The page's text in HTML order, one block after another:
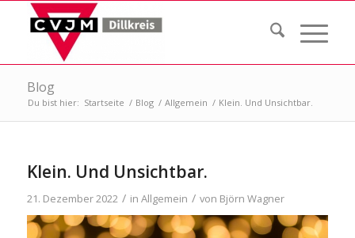
Blog
Du bist hier: Startseite / Blog / Allgemein / Klein. Und Unsichtbar.
Klein. Und Unsichtbar.
21. Dezember 2022 / in Allgemein / von Björn Wagner